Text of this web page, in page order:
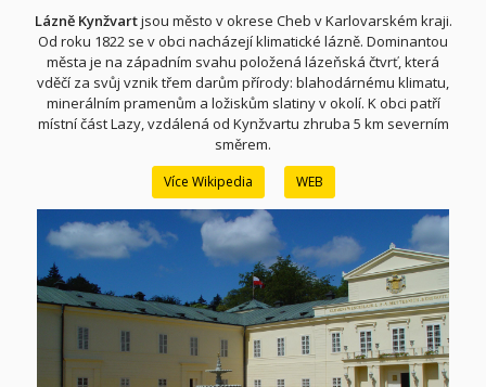
Lázně Kynžvartjsou město v okrese Cheb v Karlovarském kraji.
Od roku 1822 se v obci nacházejí klimatické lázně. Dominantou
města je na západním svahu položená lázeňská čtvrť, která
vděčí za svůj vznik třem darům přírody: blahodárnému klimatu,
minerálním pramenům a ložiskům slatiny v okolí. K obci patří
místní část Lazy, vzdálená od Kynžvartu zhruba 5 km severním
směrem.
Více Wikipedia WEB